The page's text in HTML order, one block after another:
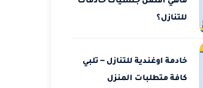
للتنازل؟
خادمة اوغندية للتنازل – تلبي
كافة متطلبات المنزل